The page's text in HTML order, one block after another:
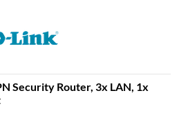
Security Router, 3x LAN, 1x